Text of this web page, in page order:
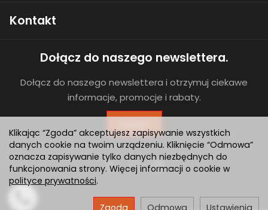
Kontakt
Dołącz do naszego newslettera.
Dołącz do naszego newslettera i otrzymuj ciekawe
informacje, promocje i rabaty.
Klikając “Zgoda” akceptujesz zapisywanie wszystkich
danych cookie na twoim urządzeniu. Kliknięcie “Odmowa”
oznacza zapisywanie tylko danych niezbędnych do
funkcjonowania strony. Więcej informacji o cookie w
polityce prywatności.
Ustawienia
Odmowa
Zgoda